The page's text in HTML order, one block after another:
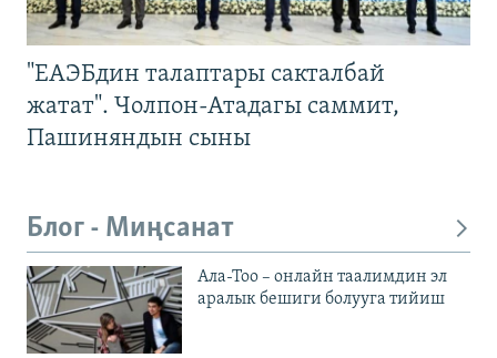
"ЕАЭБдин талаптары сакталбай
жатат". Чолпон-Атадагы саммит,
Пашиняндын сыны
Блог - Миңсанат
Ала-Тоо – онлайн таалимдин эл
аралык бешиги болууга тийиш